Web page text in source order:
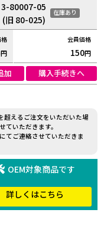
3-80007-05
(旧 80-025)
在庫あり
円 150円
加 購入手続きへ
超えるご注文をいただいた場
いただきます。
てご連絡させていただきま
OEM対象商品です
詳しくはこちら